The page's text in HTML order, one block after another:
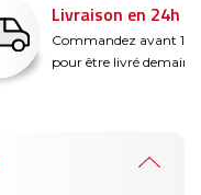
Livraison en 24h
Commandez avant 14h
pour être livré demain !